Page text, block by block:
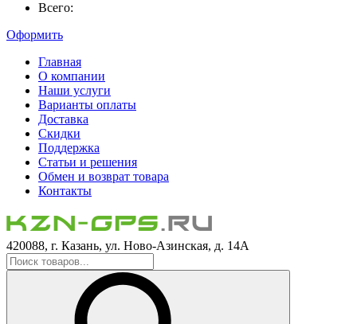
Всего:
Оформить
Главная
О компании
Наши услуги
Варианты оплаты
Доставка
Скидки
Поддержка
Статьи и решения
Обмен и возврат товара
Контакты
420088, г. Казань, ул. Ново-Азинская, д. 14А